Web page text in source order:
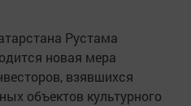
Рустама
новая мера
взявшихся
объектов культурного